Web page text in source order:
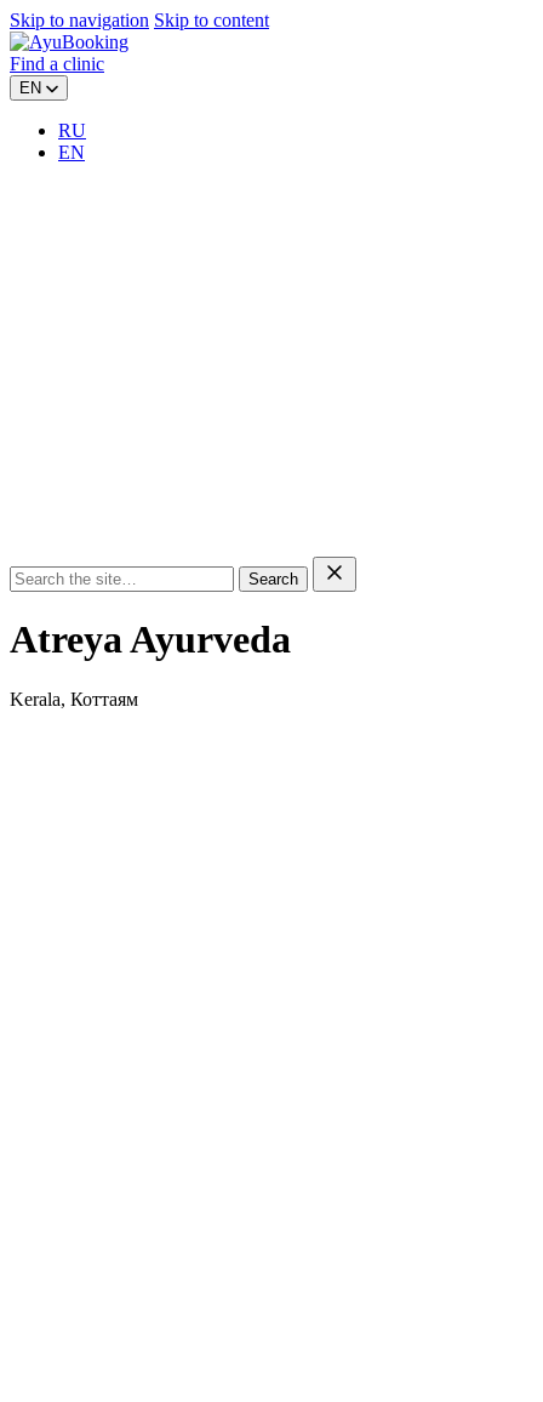
Skip to navigation Skip to content
Find a clinic
EN
RU
EN
Search
Atreya Ayurveda
Kerala, Коттаям